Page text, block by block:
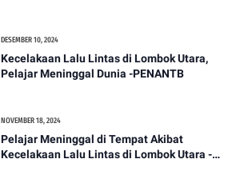
DESEMBER 10, 2024
Kecelakaan Lalu Lintas di Lombok Utara,
Pelajar Meninggal Dunia -PENANTB
NOVEMBER 18, 2024
Pelajar Meninggal di Tempat Akibat
Kecelakaan Lalu Lintas di Lombok Utara -